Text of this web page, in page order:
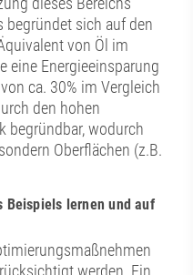
begründet sich auf den
von Öl im
eine Energieeinsparung
ca. 30% im Vergleich
den hohen
begründbar, wodurch
Oberflächen (z.B.
Beispiels lernen und auf